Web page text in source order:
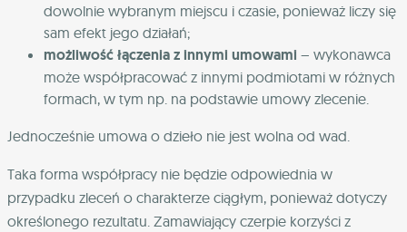
dowolnie wybranym miejscu i czasie, ponieważ liczy się
sam efekt jego działań;
możliwość łączenia z innymi umowami – wykonawca
może współpracować z innymi podmiotami w różnych
formach, w tym np. na podstawie umowy zlecenie.
Jednocześnie umowa o dzieło nie jest wolna od wad.
Taka forma współpracy nie będzie odpowiednia w
przypadku zleceń o charakterze ciągłym, ponieważ dotyczy
określonego rezultatu. Zamawiający czerpie korzyści z